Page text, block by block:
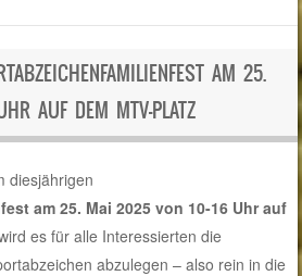
AM 25.
AUF DEM MTV-PLATZ
diesjährigen
am25. Mai 2025 von 10-16 Uhr auf
es für alle Interessierten die
abzulegen – also rein in die